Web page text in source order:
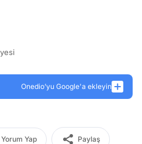
Onedio’yu Google'a ekleyin
Yorum Yap Paylaş